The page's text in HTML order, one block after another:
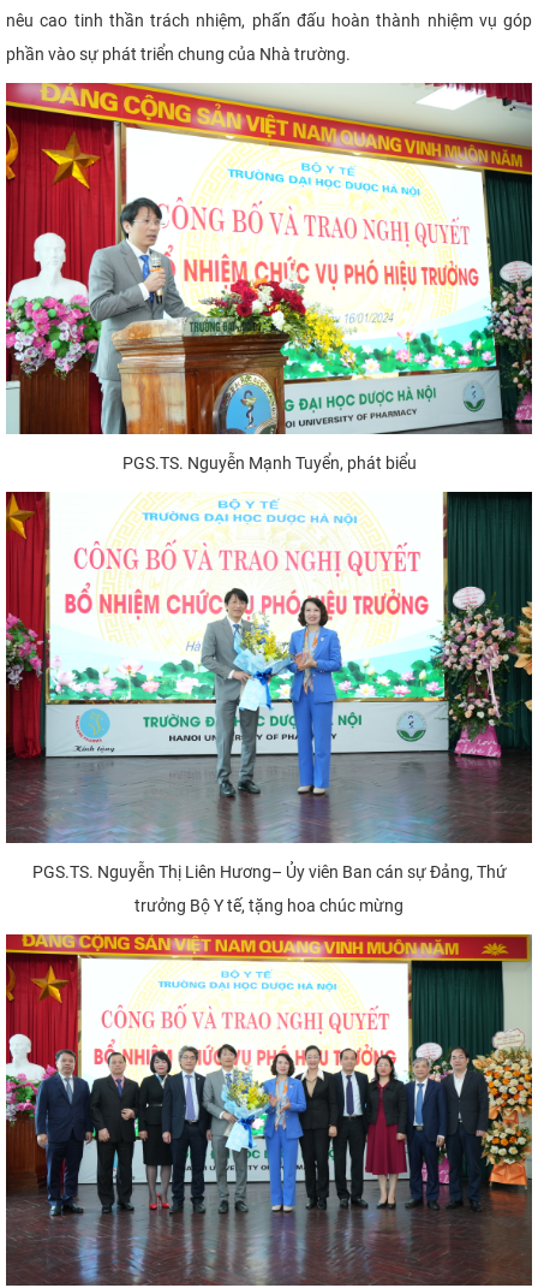
nêu cao tinh thần trách nhiệm, phấn đấu hoàn thành nhiệm vụ góp
phần vào sự phát triển chung của Nhà trường.
PGS.TS. Nguyễn Mạnh Tuyển, phát biểu
PGS.TS. Nguyễn Thị Liên Hương– Ủy viên Ban cán sự Đảng, Thứ
trưởng Bộ Y tế, tặng hoa chúc mừng